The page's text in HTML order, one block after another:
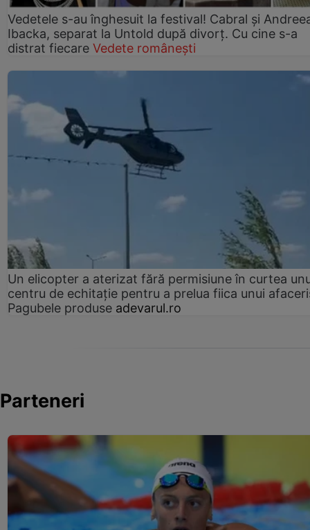
Vedetele s-au înghesuit la festival! Cabral și
Ibacka, separat la Untold după divorț. Cu cine s-a
distrat fiecare Vedete românești
Un elicopter a aterizat fără permisiune în curtea
centru de echitație pentru a prelua fiica unui
Pagubele produse adevarul.ro
Parteneri